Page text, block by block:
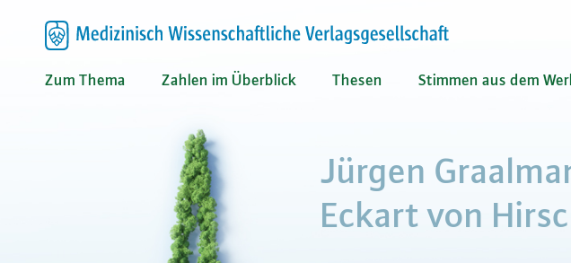
Zum Thema Zahlen im Überblick Thesen Stimmen aus dem
Jürgen
Eckart von